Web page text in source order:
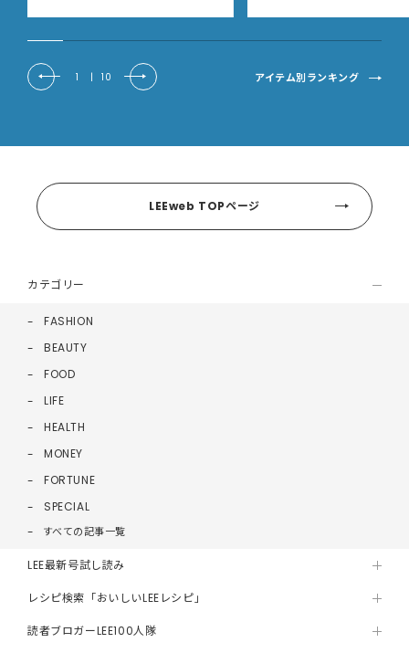
1 | 10 アイテム別ランキング
LEEweb TOPページ
カテゴリー
FASHION
BEAUTY
FOOD
LIFE
HEALTH
MONEY
FORTUNE
SPECIAL
すべての記事一覧
LEE最新号試し読み
レシピ検索「おいしいLEEレシピ」
読者ブロガーLEE100人隊